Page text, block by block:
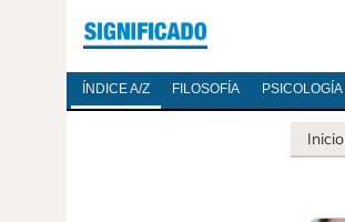
ÍNDICE A/Z FILOSOFÍA PSICOLOGÍA
Inicio